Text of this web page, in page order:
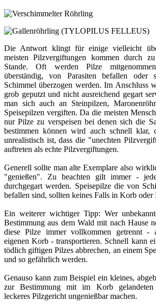
Die Antwort klingt für einige vielleicht
meisten Pilzvergiftungen kommen durch
Stande. Oft werden Pilze
überständig, von Parasiten befallen oder
Schimmel überzogen werden. Im Anschluss
grob geputzt und nicht ausreichend gegart
man sich auch an Steinpilzen,
Speisepilzen vergiften. Da die meisten
nur Pilze zu verspeisen bei denen sich die
bestimmen können wird auch schnell klar,
unrealistisch ist, dass die "unechten
auftreten als echte Pilzvergiftungen.
Generell sollte man alte Exemplare also
"genießen". Zu beachten gilt immer -
durchgegart werden. Speisepilze die von
befallen sind, sollten keines Falls in Korb oder
Ein weiterer wichtiger Tipp: Wer
Bestimmung aus dem Wald mit nach Hause
diese Pilze immer vollkommen getrennt -
eigenen Korb - transportieren. Schnell kann
tödlich giftigen Pilzes abbrechen, an einem
und so gefährlich werden.
Genauso kann zum Beispiel ein kleines,
zur Bestimmung mit im Korb gelandeten
leckeres Pilzgericht ungenießbar machen.